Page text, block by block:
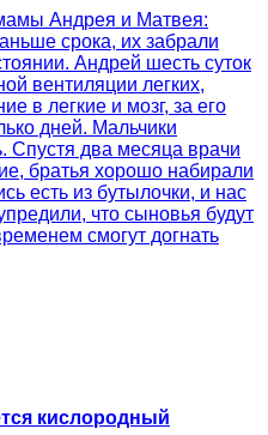
Андрея и Матвея:
срока, их забрали
Андрей шесть суток
вентиляции легких,
в легкие и мозг, за его
дней. Мальчики
Спустя два месяца врачи
братья хорошо набирали
есть из бутылочки, и нас
что сыновья будут
смогут догнать
кислородный